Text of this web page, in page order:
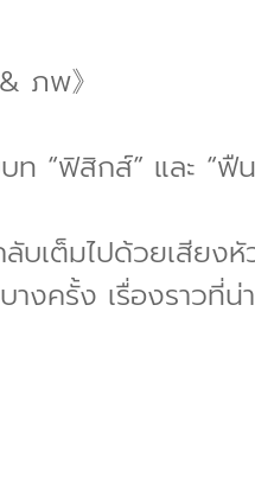
ภพ》
“ฟิสิกส์” และ “ฟื
เต็มไปด้วยเสียง
งครั้ง เรื่องราวที่